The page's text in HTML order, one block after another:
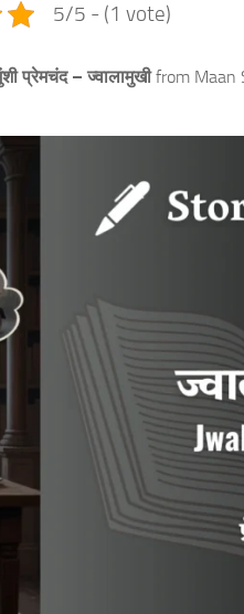
5/5 - (1 vote)
प्रेमचंद –ज्वालामुखीfrom Maan